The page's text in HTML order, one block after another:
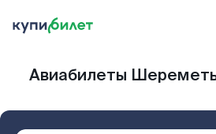
Авиабилеты